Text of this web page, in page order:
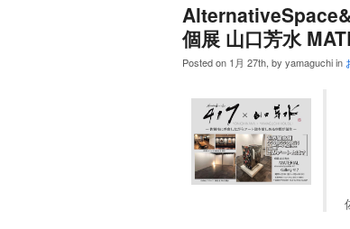
個展 山口芳水
Posted on 1月 27th, by yamaguchi in